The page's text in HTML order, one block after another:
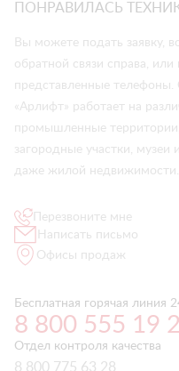
ПОНРАВИЛАСЬ
Вы можете подать заявку,
обратной связи справа,
представленные телефоны.
«Арлифт» работает на
промышленные
загородные участки, музеи
даже жилой недвижимости.
Перезвоните мне
Написать письмо
Офисы продаж
Бесплатная горячая линия
8 800 555 19
Отдел контроля качества
8 800 775 63 28